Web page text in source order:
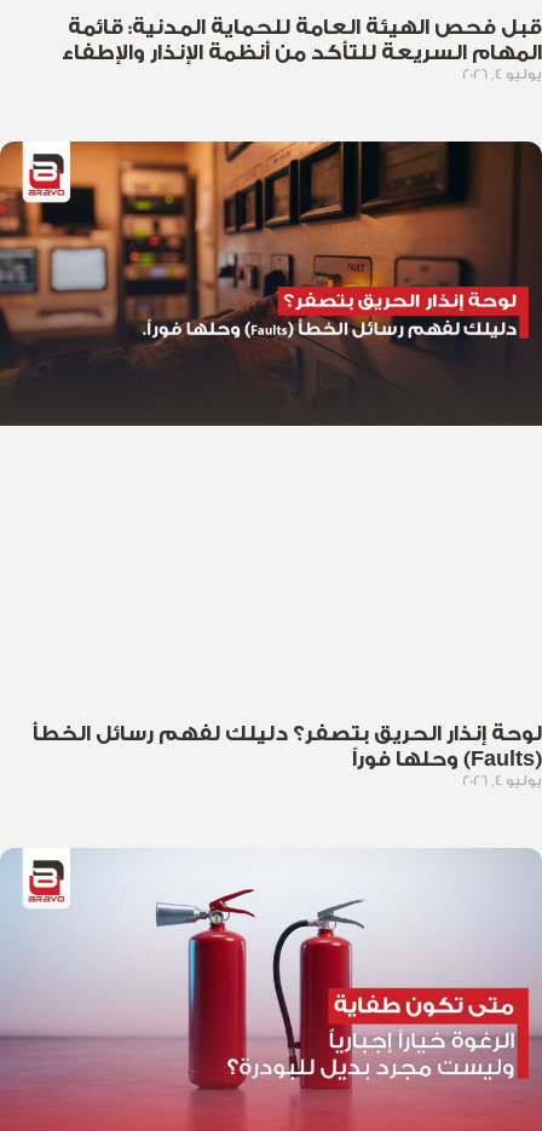
قبل فحص الهيئة العامة للحماية المدنية: قائمة
المهام السريعة للتأكد من أنظمة الإنذار والإطفاء
يوليو 4, 2026
لوحة إنذار الحريق بتصفر؟ دليلك لفهم رسائل الخطأ
(Faults) وحلها فوراً
يوليو 4, 2026